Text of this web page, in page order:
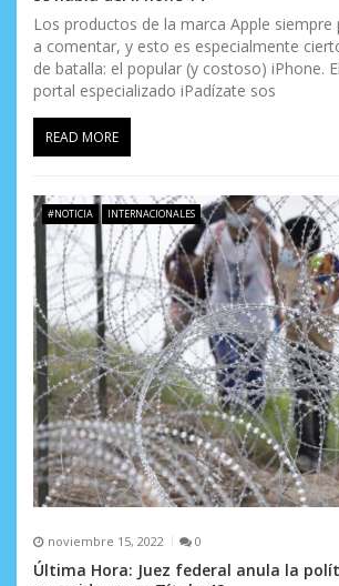
Los productos de la marca Apple siempre
a comentar, y esto es especialmente
de batalla: el popular (y costoso) iPhone. El
portal especializado iPadízate sos
READ MORE
#NOTICIA INTERNACIONALES
noviembre 15, 2022 0
Última Hora: Juez federal anula la